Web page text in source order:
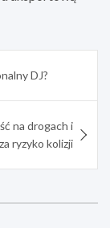
DJ?
na drogach i
ryzyko kolizji